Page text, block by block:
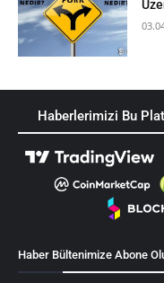
Haberlerimizi Bu
Haber Bültenimize Abone